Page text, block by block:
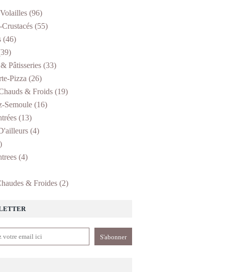
(96)
(55)
(46)
Pâtisseries (33)
Pizza (26)
& Froids (19)
Semoule (16)
(13)
(4)
(4)
& Froides (2)